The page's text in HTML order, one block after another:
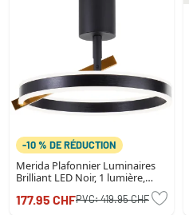
-10 % DE RÉDUCTION
Merida Plafonnier Luminaires
Brilliant LED Noir, 1 lumière,
177.95 CHFPVC:419.95 CHF